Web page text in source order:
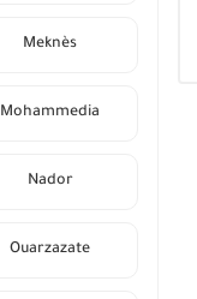
Meknès
Mohammedia
Nador
Ouarzazate